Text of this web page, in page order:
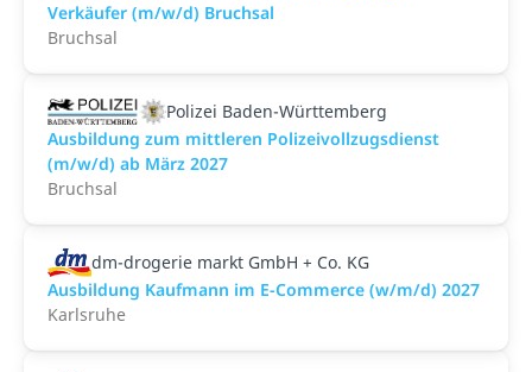
Verkäufer (m/w/d) Bruchsal
Bruchsal
Polizei Baden-Württemberg
Ausbildung zum mittleren Polizeivollzugsdienst
(m/w/d) ab März 2027
Bruchsal
dm-drogerie markt GmbH + Co. KG
Ausbildung Kaufmann im E-Commerce (w/m/d) 2027
Karlsruhe